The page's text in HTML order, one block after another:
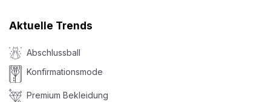
Aktuelle Trends
Abschlussball
Konfirmationsmode
Premium Bekleidung